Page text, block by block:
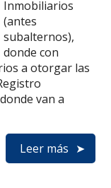
Inmobiliarios
(antes
subalternos),
donde con
a otorgar las
van a
Leer más